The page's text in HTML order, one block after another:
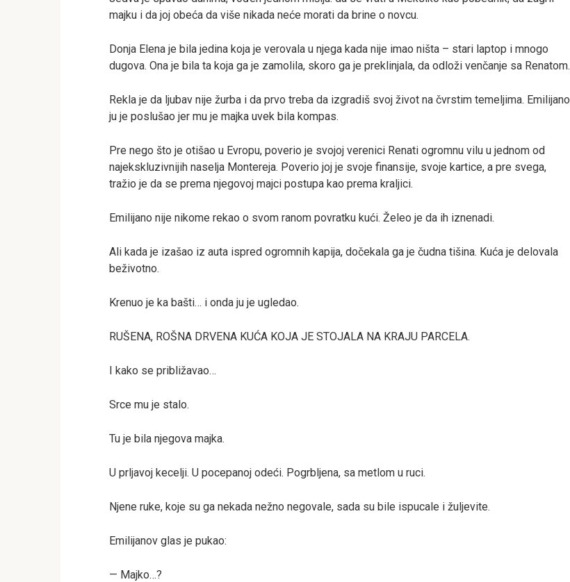
majku i da joj obeća da više nikada neće morati da brine o novcu.
Donja Elena je bila jedina koja je verovala u njega kada nije imao ništa – stari laptop i mnogo
dugova. Ona je bila ta koja ga je zamolila, skoro ga je preklinjala, da odloži venčanje sa Renatom.
Rekla je da ljubav nije žurba i da prvo treba da izgradiš svoj život na čvrstim temeljima. Emilijano
ju je poslušao jer mu je majka uvek bila kompas.
Pre nego što je otišao u Evropu, poverio je svojoj verenici Renati ogromnu vilu u jednom od
najekskluzivnijih naselja Montereja. Poverio joj je svoje finansije, svoje kartice, a pre svega,
tražio je da se prema njegovoj majci postupa kao prema kraljici.
Emilijano nije nikome rekao o svom ranom povratku kući. Želeo je da ih iznenadi.
Ali kada je izašao iz auta ispred ogromnih kapija, dočekala ga je čudna tišina. Kuća je delovala
beživotno.
Krenuo je ka bašti… i onda ju je ugledao.
RUŠENA, ROŠNA DRVENA KUĆA KOJA JE STOJALA NA KRAJU PARCELA.
I kako se približavao…
Srce mu je stalo.
Tu je bila njegova majka.
U prljavoj kecelji. U pocepanoj odeći. Pogrbljena, sa metlom u ruci.
Njene ruke, koje su ga nekada nežno negovale, sada su bile ispucale i žuljevite.
Emilijanov glas je pukao:
— Majko…?